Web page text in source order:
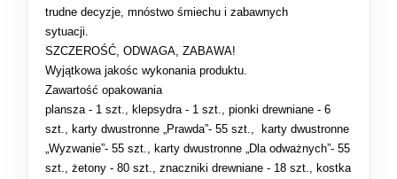
trudne decyzje, mnóstwo śmiechu i zabawnych
sytuacji.
SZCZEROŚĆ, ODWAGA, ZABAWA!
Wyjątkowa jakośc wykonania produktu.
Zawartość opakowania
plansza - 1 szt., klepsydra - 1 szt., pionki drewniane - 6
szt., karty dwustronne „Prawda”- 55 szt., karty dwustronne
„Wyzwanie”- 55 szt., karty dwustronne „Dla odważnych”- 55
szt., żetony - 80 szt., znaczniki drewniane - 18 szt., kostka